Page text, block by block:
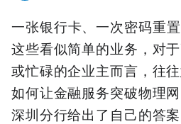
一张银行卡、一次密码重
这些看似简单的业务，对
或忙碌的企业主而言，往
如何让金融服务突破物理
深圳分行给出了自己的答案